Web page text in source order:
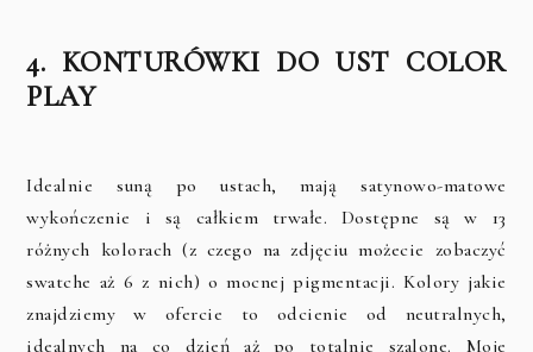
4. KONTURÓWKI DO UST COLOR
PLAY
Idealnie suną po ustach, mają satynowo-matowe
wykończenie i są całkiem trwałe. Dostępne są w 13
różnych kolorach (z czego na zdjęciu możecie zobaczyć
swatche aż 6 z nich) o mocnej pigmentacji. Kolory jakie
znajdziemy w ofercie to odcienie od neutralnych,
idealnych na co dzień aż po totalnie szalone. Moje